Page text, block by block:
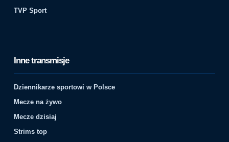
TVP Sport
Inne transmisje
Dziennikarze sportowi w Polsce
Mecze na żywo
Mecze dzisiaj
Strims top